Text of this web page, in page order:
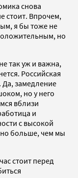
снова
стоит. Впрочем,
я бы тоже не
но
так уж и важна,
Российская
Да, замедление
но у него
вблизи
и
с высокой
больше, чем мы
стоит перед